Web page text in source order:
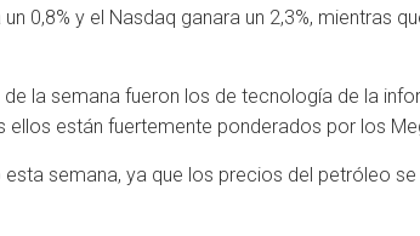
0,8% y el Nasdaq ganara un 2,3%, mientras
la semana fueron los de tecnología de la
están fuertemente ponderados por los
esta semana, ya que los precios del petróleo